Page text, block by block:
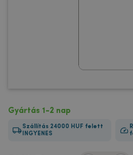
Gyártás 1-2 nap
Szállítás 24000 HUF felett
INGYENES